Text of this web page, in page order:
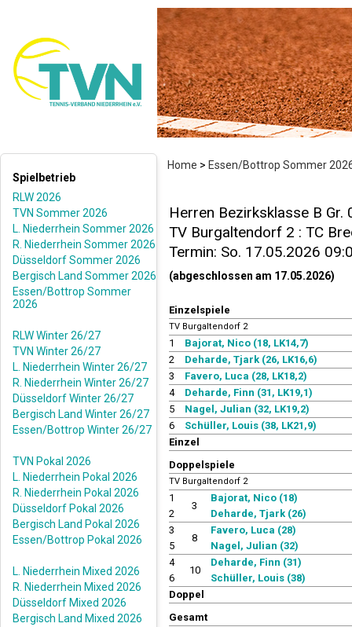
Home > Essen/Bottrop Sommer
Spielbetrieb
RLW 2026
TVN Sommer 2026
L. Niederrhein Sommer 2026
R. Niederrhein Sommer 2026
Düsseldorf Sommer 2026
Bergisch Land Sommer 2026
Essen/Bottrop Sommer
2026
RLW Winter 26/27
TVN Winter 26/27
L. Niederrhein Winter 26/27
R. Niederrhein Winter 26/27
Düsseldorf Winter 26/27
Bergisch Land Winter 26/27
Essen/Bottrop Winter 26/27
TVN Pokal 2026
L. Niederrhein Pokal 2026
R. Niederrhein Pokal 2026
Düsseldorf Pokal 2026
Bergisch Land Pokal 2026
Essen/Bottrop Pokal 2026
L. Niederrhein Mixed 2026
R. Niederrhein Mixed 2026
Düsseldorf Mixed 2026
Bergisch Land Mixed 2026
Herren Bezirksklasse B Gr.
TV Burgaltendorf 2 : TC
Termin: So. 17.05.2026
(abgeschlossen am 17.05.2026)
Einzelspiele
TV Burgaltendorf 2
1
Bajorat, Nico (18, LK14,7)
2
Deharde, Tjark (26, LK16,6)
3
Favero, Luca (28, LK18,2)
4
Deharde, Finn (31, LK19,1)
5
Nagel, Julian (32, LK19,2)
6
Schüller, Louis (38, LK21,9)
Einzel
Doppelspiele
TV Burgaltendorf 2
1
2
3
Bajorat, Nico (18)
Deharde, Tjark (26)
3
5
8
Favero, Luca (28)
Nagel, Julian (32)
4
6
10
Deharde, Finn (31)
Schüller, Louis (38)
Doppel
Gesamt